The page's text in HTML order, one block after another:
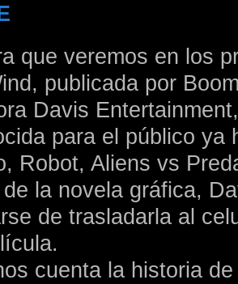
que veremos en los
publicada por
Davis
para el público ya
Robot, Aliens vs
la novela gráfica,
de trasladarla al
cuenta la historia